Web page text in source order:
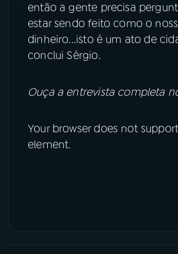
então a gente precisa
estar sendo feito como o
dinheiro...isto é um ato de
conclui Sérgio.
Ouça a entrevista completa
Your browser does not
element.